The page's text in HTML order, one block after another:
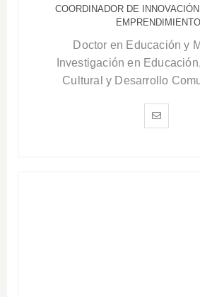
COORDINADOR DE
EMPRENDIMIENTO
Doctor en Educación y
Investigación en
Cultural y Desarrollo